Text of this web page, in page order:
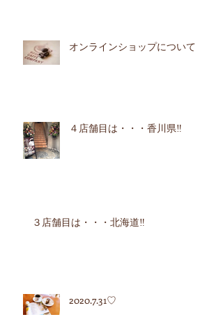
オンラインショップについて
４店舗目は・・・香川県‼︎
３店舗目は・・・北海道‼︎
2020.7.31♡